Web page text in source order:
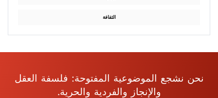
الثقافة
نحن نشجع الموضوعية المفتوحة: فلسفة العقل
والإنجاز والفردية والحرية.